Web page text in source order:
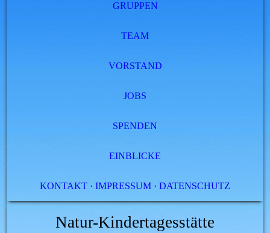
GRUPPEN
TEAM
VORSTAND
JOBS
SPENDEN
EINBLICKE
KONTAKT · IMPRESSUM · DATENSCHUTZ
Natur-Kindertagesstätte